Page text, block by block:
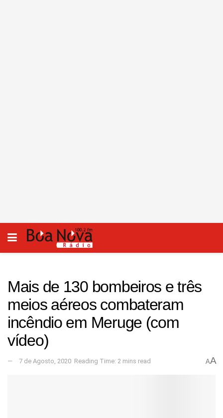
Mais de 130 bombeiros e três
meios aéreos combateram
incêndio em Meruge (com
vídeo)
7 de Agosto, 2020 Reading Time: 2 mins read AA